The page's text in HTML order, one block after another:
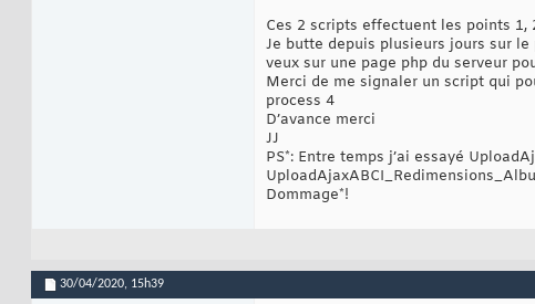
Ces 2 scripts effectuent les points 1,
Je butte depuis plusieurs jours sur
veux sur une page php du serveur
Merci de me signaler un script qui
process 4
D’avance merci
JJ
PS*: Entre temps j’ai essayé
Dommage*!
30/04/2020, 15h39